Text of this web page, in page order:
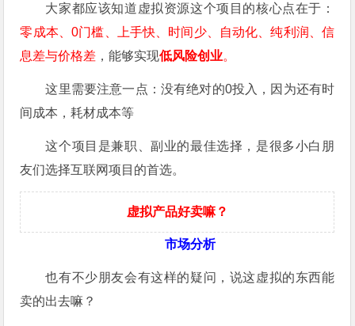
大家都应该知道虚拟资源这个项目的核心点在于：
零成本、0门槛、上手快、时间少、自动化、纯利润、信
息差与价格差 ，能够实现低风险创业。
这里需要注意一点：没有绝对的0投入，因为还有时
间成本，耗材成本等
这个项目是兼职、副业的最佳选择，是很多小白朋
友们选择互联网项目的首选。
虚拟产品好卖嘛？
市场分析
也有不少朋友会有这样的疑问，说这虚拟的东西能
卖的出去嘛？